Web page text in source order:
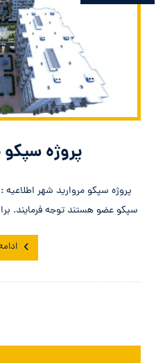
پروژه سپکو
پروژه سپکو مروارید شهر
سپکو عضو هستند توجه فرمایند.